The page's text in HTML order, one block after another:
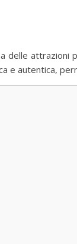
delle
e autentica,